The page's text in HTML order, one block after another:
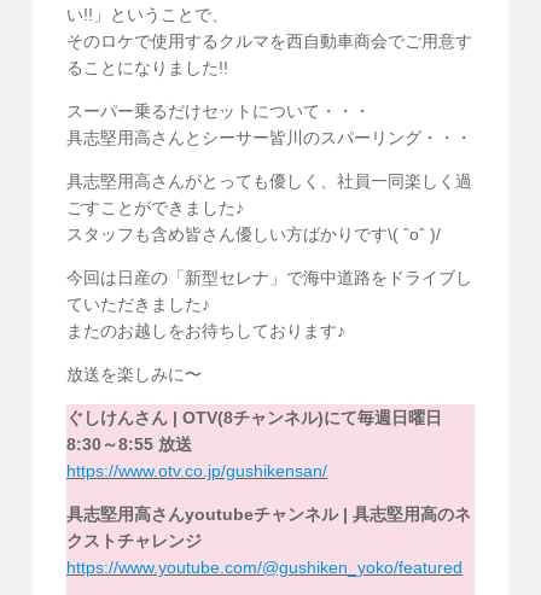
い!!」ということで、
そのロケで使用するクルマを西自動車商会でご用意す
ることになりました!!
スーパー乗るだけセットについて・・・
具志堅用高さんとシーサー皆川のスパーリング・・・
具志堅用高さんがとっても優しく、社員一同楽しく過
ごすことができました♪
スタッフも含め皆さん優しい方ばかりです\( ˆoˆ )/
今回は日産の「新型セレナ」で海中道路をドライブし
ていただきました♪
またのお越しをお待ちしております♪
放送を楽しみに〜
ぐしけんさん | OTV(8チャンネル)にて毎週日曜日
8:30～8:55 放送
https://www.otv.co.jp/gushikensan/
具志堅用高さんyoutubeチャンネル | 具志堅用高のネ
クストチャレンジ
https://www.youtube.com/@gushiken_yoko/featured